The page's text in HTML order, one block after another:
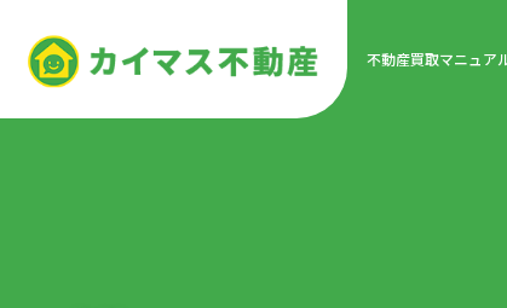
不動産買取マニュア